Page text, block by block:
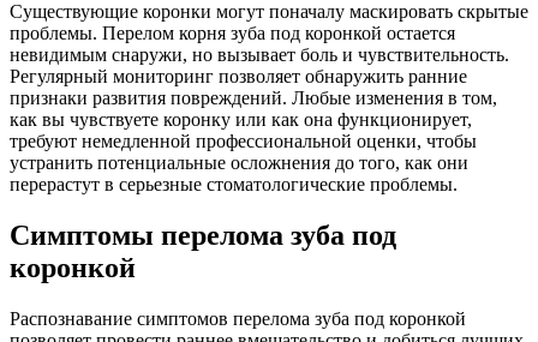
Существующие коронки могут поначалу маскировать скрытые
проблемы. Перелом корня зуба под коронкой остается
невидимым снаружи, но вызывает боль и чувствительность.
Регулярный мониторинг позволяет обнаружить ранние
признаки развития повреждений. Любые изменения в том,
как вы чувствуете коронку или как она функционирует,
требуют немедленной профессиональной оценки, чтобы
устранить потенциальные осложнения до того, как они
перерастут в серьезные стоматологические проблемы.
Симптомы перелома зуба под
коронкой
Распознавание симптомов перелома зуба под коронкой